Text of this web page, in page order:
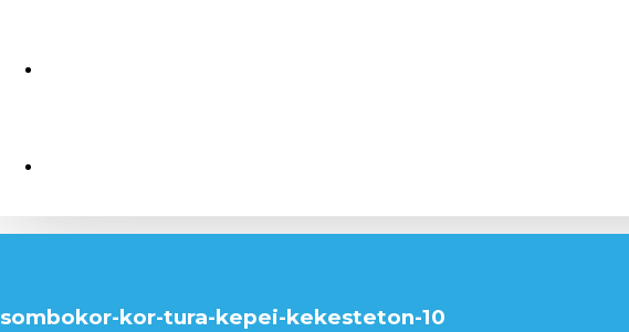
sombokor-kor-tura-kepei-kekesteton-10